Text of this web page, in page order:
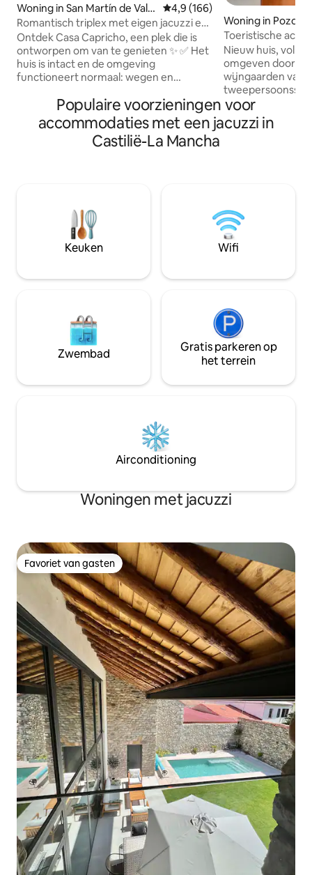
Woning in San Martín de Vald
eiglesias
Gemiddelde beoordeling van
4,9 (166)
Romantisch triplex met eigen jacuzzi en
terras
Ontdek Casa Capricho, een plek die is
ontworpen om van te genieten ✨ ✅ Het
huis is intact en de omgeving
functioneert normaal: wegen en
de restaurants zijn operationeel. Het
hoogtepunt is de eigen jacuzzi in de
hoofdslaapkamer, die het hele jaar door
beschikbaar is, en de
creëer te allen tijde de perfecte sfeer 💫
Woning in Pozo
Toeristische
Nieuw huis,
omgeven door
wijngaarden van
slaapbank, ideaal
momenten of
Spectaculaire
gelegen, vlakbij
de lagunes van
Valle Valdepeñas.
Populaire voorzieningen voor
accommodaties met een jacuzzi in
Castilië-La Mancha
Keuken Wifi
Zwembad
Gratis parkeren op
het terrein
Airconditioning
Woningen met jacuzzi
Favoriet van gasten
Favoriet van gasten